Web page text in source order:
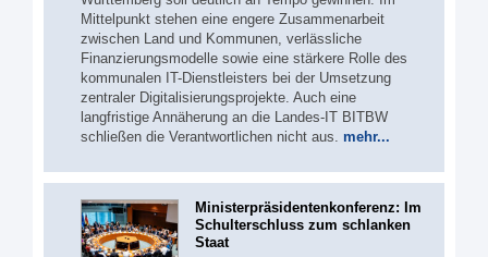
Mittelpunkt stehen eine engere Zusammenarbeit
zwischen Land und Kommunen, verlässliche
Finanzierungsmodelle sowie eine stärkere Rolle des
kommunalen IT-Dienstleisters bei der Umsetzung
zentraler Digitalisierungsprojekte. Auch eine
langfristige Annäherung an die Landes-IT BITBW
schließen die Verantwortlichen nicht aus. mehr...
Ministerpräsidentenkonferenz: Im
Schulterschluss zum schlanken
Staat